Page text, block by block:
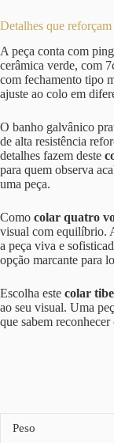
Detalhes que
A peça conta com
cerâmica verde, com
com fechamento tipo
ajuste ao colo em
O banho galvânico
de alta resistência
detalhes fazem deste
para quem observa
uma peça.
Como colar quatro
visual com equilíbrio.
a peça viva e
opção marcante para
Escolha este colar
ao seu visual. Uma
que sabem
Peso